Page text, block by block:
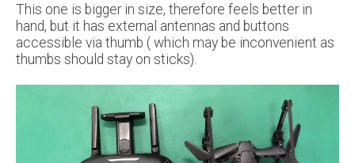
This one is bigger in size, therefore feels better in
hand, but it has external antennas and buttons
accessible via thumb ( which may be inconvenient as
thumbs should stay on sticks).